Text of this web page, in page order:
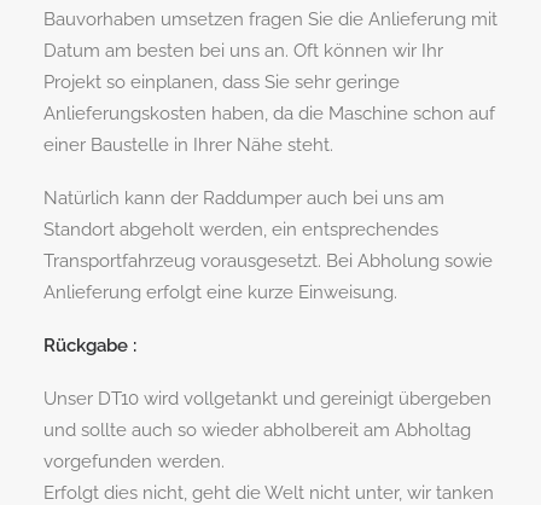
Bauvorhaben umsetzen fragen Sie die Anlieferung mit
Datum am besten bei uns an. Oft können wir Ihr
Projekt so einplanen, dass Sie sehr geringe
Anlieferungskosten haben, da die Maschine schon auf
einer Baustelle in Ihrer Nähe steht.
Natürlich kann der Raddumper auch bei uns am
Standort abgeholt werden, ein entsprechendes
Transportfahrzeug vorausgesetzt. Bei Abholung sowie
Anlieferung erfolgt eine kurze Einweisung.
Rückgabe :
Unser DT10 wird vollgetankt und gereinigt übergeben
und sollte auch so wieder abholbereit am Abholtag
vorgefunden werden.
Erfolgt dies nicht, geht die Welt nicht unter, wir tanken